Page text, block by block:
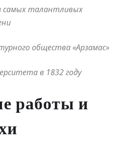
самых талантливых
общества «Арзамас»
в 1832 году
работы и